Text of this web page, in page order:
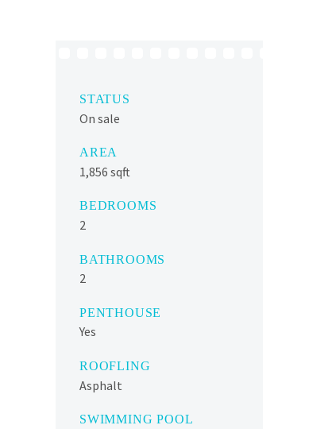
STATUS
On sale
AREA
1,856 sqft
BEDROOMS
2
BATHROOMS
2
PENTHOUSE
Yes
ROOFLING
Asphalt
SWIMMING POOL